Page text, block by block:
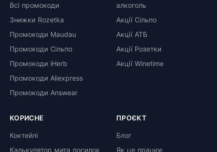
Всі промокоди
Знижки Rozetka
Промокоди Maudau
Промокоди Сільпо
Промокоди iHerb
Промокоди Aliexpress
Промокоди Answear
алкоголь
Акції Сільпо
Акції АТБ
Акції Розетки
Акції Winetime
КОРИСНЕ
Коктейлі
Калькулятор мита посилок
ПРОЄКТ
Блог
Як це працює